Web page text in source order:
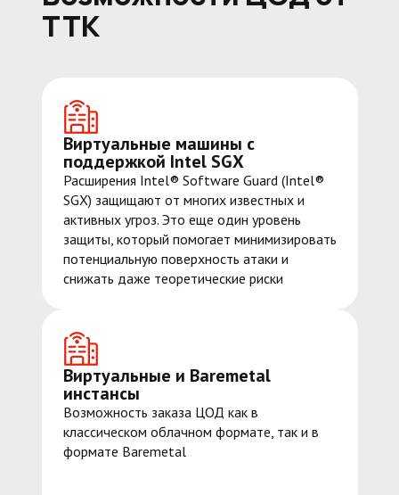
Обсудить внедрение
ТТК
Виртуальные машины с
поддержкой Intel SGX
Расширения Intel® Software Guard (Intel®
SGX) защищают от многих известных и
активных угроз. Это еще один уровень
защиты, который помогает минимизировать
потенциальную поверхность атаки и
снижать даже теоретические риски
Виртуальные и Baremetal
инстансы
Возможность заказа ЦОД как в
классическом облачном формате, так и в
формате Baremetal